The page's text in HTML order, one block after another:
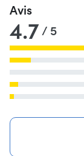
Avis
4.7/ 5